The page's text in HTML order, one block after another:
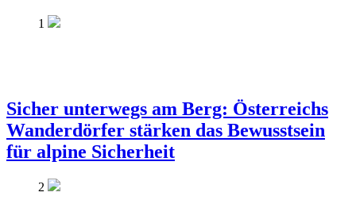
1
Sicher unterwegs am Berg: Österreichs
Wanderdörfer stärken das Bewusstsein
für alpine Sicherheit
2